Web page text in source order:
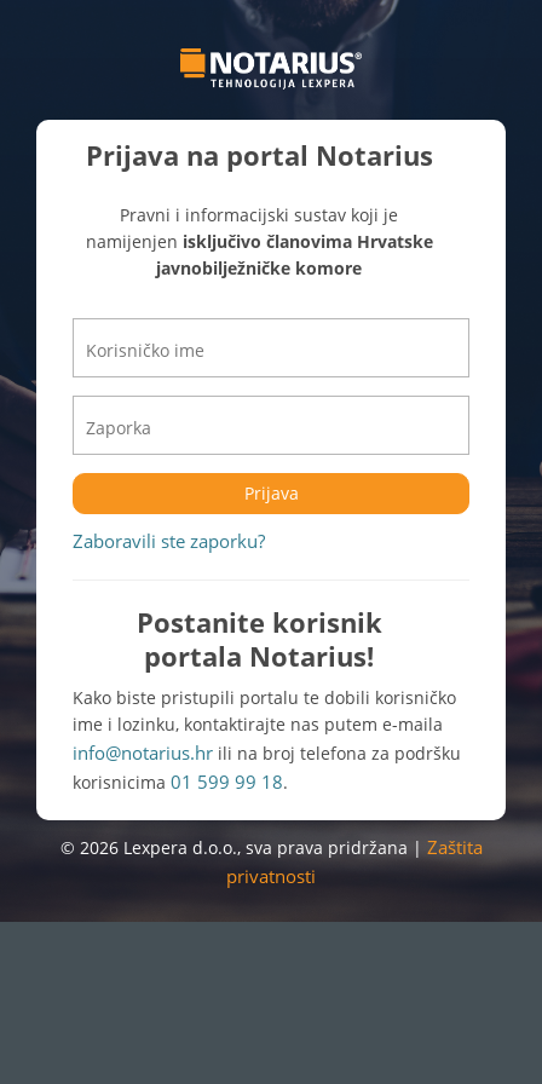
Prijava na portal Notarius
Pravni i informacijski sustav koji je
namijenjen isključivo članovima Hrvatske
javnobilježničke komore
Prijava
Zaboravili ste zaporku?
Postanite korisnik
portala Notarius!
Kako biste pristupili portalu te dobili korisničko
ime i lozinku, kontaktirajte nas putem e-maila
info@notarius.hr ili na broj telefona za podršku
korisnicima 01 599 99 18.
© 2026 Lexpera d.o.o., sva prava pridržana | Zaštita
privatnosti